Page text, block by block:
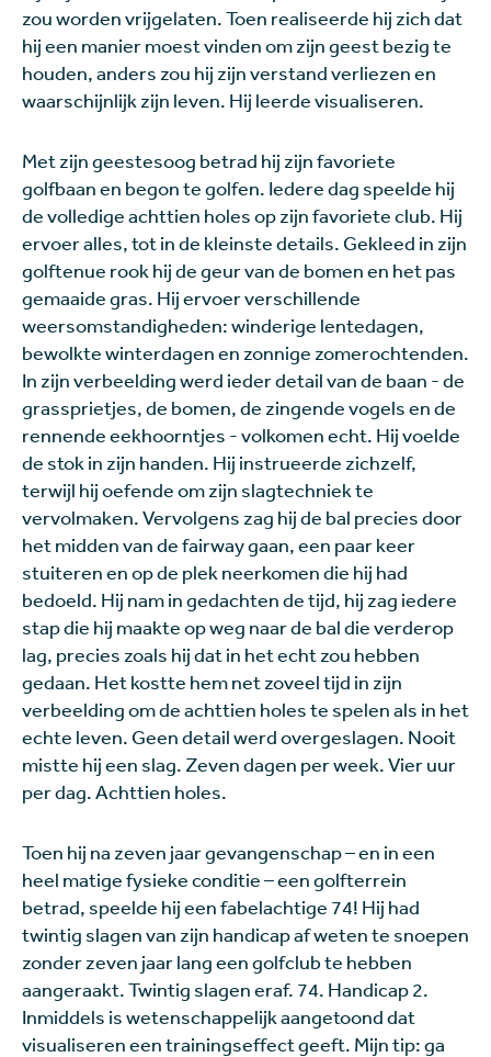
zou worden vrijgelaten. Toen realiseerde hij zich dat
hij een manier moest vinden om zijn geest bezig te
houden, anders zou hij zijn verstand verliezen en
waarschijnlijk zijn leven. Hij leerde visualiseren.
Met zijn geestesoog betrad hij zijn favoriete
golfbaan en begon te golfen. Iedere dag speelde hij
de volledige achttien holes op zijn favoriete club. Hij
ervoer alles, tot in de kleinste details. Gekleed in zijn
golftenue rook hij de geur van de bomen en het pas
gemaaide gras. Hij ervoer verschillende
weersomstandigheden: winderige lentedagen,
bewolkte winterdagen en zonnige zomerochtenden.
In zijn verbeelding werd ieder detail van de baan - de
grassprietjes, de bomen, de zingende vogels en de
rennende eekhoorntjes - volkomen echt. Hij voelde
de stok in zijn handen. Hij instrueerde zichzelf,
terwijl hij oefende om zijn slagtechniek te
vervolmaken. Vervolgens zag hij de bal precies door
het midden van de fairway gaan, een paar keer
stuiteren en op de plek neerkomen die hij had
bedoeld. Hij nam in gedachten de tijd, hij zag iedere
stap die hij maakte op weg naar de bal die verderop
lag, precies zoals hij dat in het echt zou hebben
gedaan. Het kostte hem net zoveel tijd in zijn
verbeelding om de achttien holes te spelen als in het
echte leven. Geen detail werd overgeslagen. Nooit
mistte hij een slag. Zeven dagen per week. Vier uur
per dag. Achttien holes.
Toen hij na zeven jaar gevangenschap – en in een
heel matige fysieke conditie – een golfterrein
betrad, speelde hij een fabelachtige 74! Hij had
twintig slagen van zijn handicap af weten te snoepen
zonder zeven jaar lang een golfclub te hebben
aangeraakt. Twintig slagen eraf. 74. Handicap 2.
Inmiddels is wetenschappelijk aangetoond dat
visualiseren een trainingseffect geeft. Mijn tip: ga